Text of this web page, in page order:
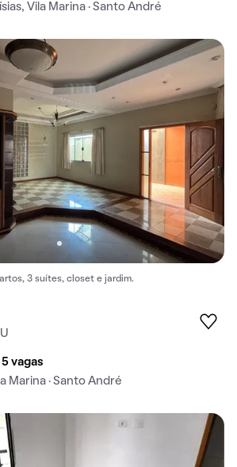
Vila Marina · Santo André
3 suítes, closet e jardim.
5 vagas
Marina · Santo André